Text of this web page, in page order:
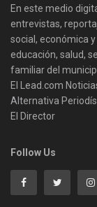
En este medio
entrevistas,
social, económica
educación, salud,
familiar del
El Lead.com
Alternativa
El Director
Follow Us